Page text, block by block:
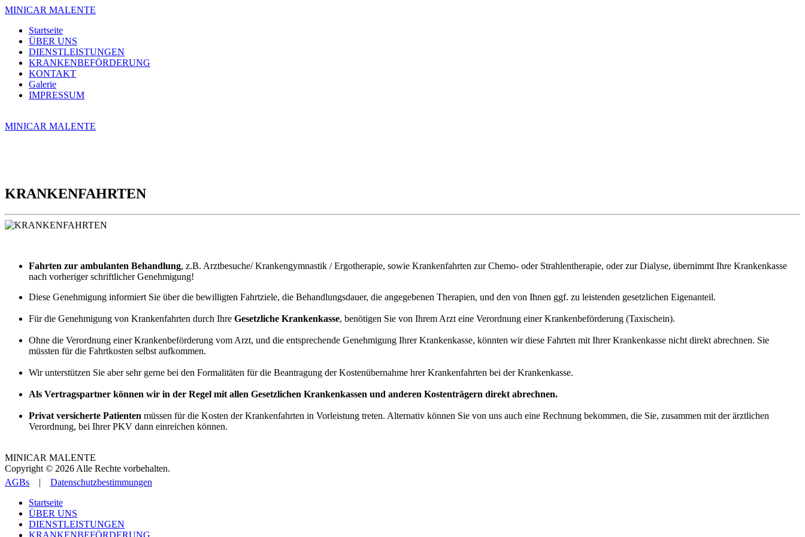
MINICAR MALENTE
Startseite
ÜBER UNS
DIENSTLEISTUNGEN
KRANKENBEFÖRDERUNG
KONTAKT
Galerie
IMPRESSUM
MINICAR MALENTE
KRANKENFAHRTEN
Fahrten zur ambulanten Behandlung, z.B. Arztbesuche/ Krankengymnastik / Ergotherapie, sowie Krankenfahrten zur Chemo- oder Strahlentherapie, oder zur Dialyse, übernimmt Ihre Krankenkasse
nach vorheriger schriftlicher Genehmigung!
Diese Genehmigung informiert Sie über die bewilligten Fahrtziele, die Behandlungsdauer, die angegebenen Therapien, und den von Ihnen ggf. zu leistenden gesetzlichen Eigenanteil.
Für die Genehmigung von Krankenfahrten durch Ihre Gesetzliche Krankenkasse, benötigen Sie von Ihrem Arzt eine Verordnung einer Krankenbeförderung (Taxischein).
Ohne die Verordnung einer Krankenbeförderung vom Arzt, und die entsprechende Genehmigung Ihrer Krankenkasse, könnten wir diese Fahrten mit Ihrer Krankenkasse nicht direkt abrechnen. Sie
müssten für die Fahrtkosten selbst aufkommen.
Wir unterstützen Sie aber sehr gerne bei den Formalitäten für die Beantragung der Kostenübernahme hrer Krankenfahrten bei der Krankenkasse.
Als Vertragspartner können wir in der Regel mit allen Gesetzlichen Krankenkassen und anderen Kostenträgern direkt abrechnen.
Privat versicherte Patienten müssen für die Kosten der Krankenfahrten in Vorleistung treten. Alternativ können Sie von uns auch eine Rechnung bekommen, die Sie, zusammen mit der ärztlichen
Verordnung, bei Ihrer PKV dann einreichen können.
MINICAR MALENTE
Copyright © 2026 Alle Rechte vorbehalten.
AGBs | Datenschutzbestimmungen
Startseite
ÜBER UNS
DIENSTLEISTUNGEN
KRANKENBEFÖRDERUNG